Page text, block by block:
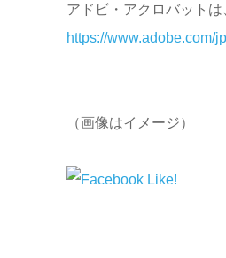
アドビ・アクロバット
https://www.adobe.com/
（画像はイメージ）